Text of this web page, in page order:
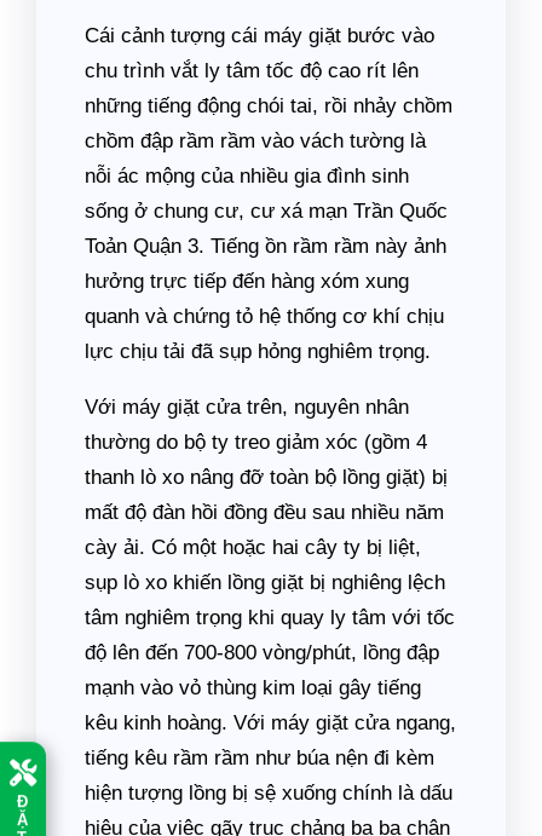
Đ
Ặ
Cái cảnh tượng cái máy giặt bước vào
chu trình vắt ly tâm tốc độ cao rít lên
những tiếng động chói tai, rồi nhảy chồm
chồm đập rầm rầm vào vách tường là
nỗi ác mộng của nhiều gia đình sinh
sống ở chung cư, cư xá mạn Trần Quốc
Toản Quận 3. Tiếng ồn rầm rầm này ảnh
hưởng trực tiếp đến hàng xóm xung
quanh và chứng tỏ hệ thống cơ khí chịu
lực chịu tải đã sụp hỏng nghiêm trọng.
Với máy giặt cửa trên, nguyên nhân
thường do bộ ty treo giảm xóc (gồm 4
thanh lò xo nâng đỡ toàn bộ lồng giặt) bị
mất độ đàn hồi đồng đều sau nhiều năm
cày ải. Có một hoặc hai cây ty bị liệt,
sụp lò xo khiến lồng giặt bị nghiêng lệch
tâm nghiêm trọng khi quay ly tâm với tốc
độ lên đến 700-800 vòng/phút, lồng đập
mạnh vào vỏ thùng kim loại gây tiếng
kêu kinh hoàng. Với máy giặt cửa ngang,
tiếng kêu rầm rầm như búa nện đi kèm
hiện tượng lồng bị sệ xuống chính là dấu
hiệu của việc gãy trục chảng ba ba chân